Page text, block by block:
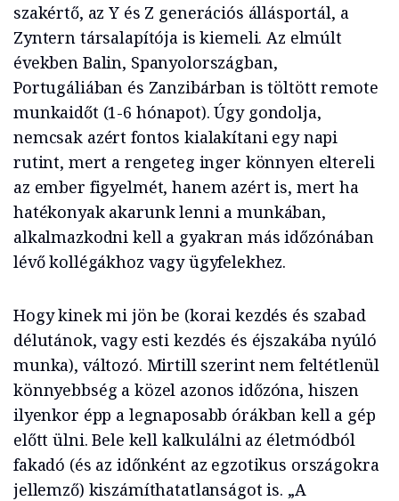
szakértő, az Y és Z generációs állásportál, a
Zyntern társalapítója is kiemeli. Az elmúlt
években Balin, Spanyolországban,
Portugáliában és Zanzibárban is töltött remote
munkaidőt (1-6 hónapot). Úgy gondolja,
nemcsak azért fontos kialakítani egy napi
rutint, mert a rengeteg inger könnyen eltereli
az ember figyelmét, hanem azért is, mert ha
hatékonyak akarunk lenni a munkában,
alkalmazkodni kell a gyakran más időzónában
lévő kollégákhoz vagy ügyfelekhez.
Hogy kinek mi jön be (korai kezdés és szabad
délutánok, vagy esti kezdés és éjszakába nyúló
munka), változó. Mirtill szerint nem feltétlenül
könnyebbség a közel azonos időzóna, hiszen
ilyenkor épp a legnaposabb órákban kell a gép
előtt ülni. Bele kell kalkulálni az életmódból
fakadó (és az időnként az egzotikus országokra
jellemző) kiszámíthatatlanságot is. „A